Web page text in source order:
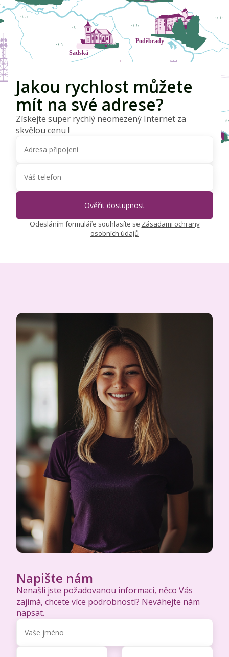
Jakou rychlost můžete
mít na své adrese?
Získejte super rychlý neomezený Internet za
skvělou cenu !
Odesláním formuláře souhlasíte se Zásadami ochrany
osobních údajů
Napište nám
Nenašli jste požadovanou informaci, něco Vás
zajímá, chcete více podrobností? Neváhejte nám
napsat.